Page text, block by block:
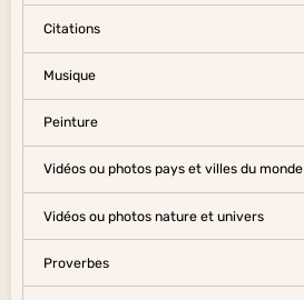
Citations
Musique
Peinture
Vidéos ou photos pays et villes du monde
Vidéos ou photos nature et univers
Proverbes